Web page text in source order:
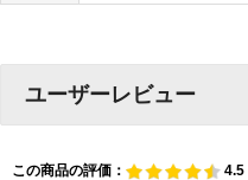
ユーザーレビュー
この商品の評価：
4.5